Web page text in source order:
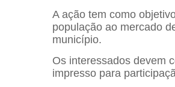
A ação tem como
população ao mercado
município.
Os interessados devem
impresso para